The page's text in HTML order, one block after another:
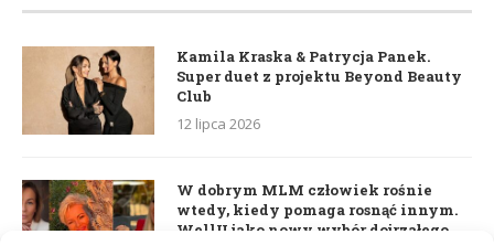
Kamila Kraska & Patrycja Panek.
Super duet z projektu Beyond Beauty
Club
12 lipca 2026
W dobrym MLM człowiek rośnie
wtedy, kiedy pomaga rosnąć innym.
WellU jako nowy wybór dojrzałego